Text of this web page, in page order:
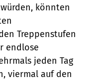
könnten
Treppenstufen
endlose
jeden Tag
viermal auf den